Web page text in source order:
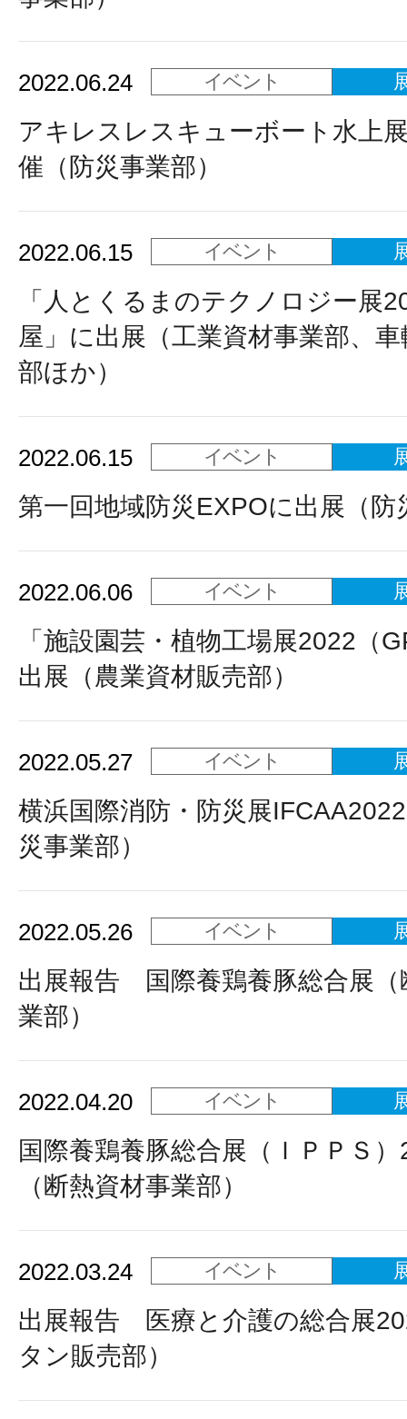
2022.06.24 イベント
アキレスレスキューボート水上
催（防災事業部）
2022.06.15 イベント
「人とくるまのテクノロジー
屋」に出展（工業資材事業部、
部ほか）
2022.06.15 イベント
第一回地域防災EXPOに出展（防
2022.06.06 イベント
「施設園芸・植物工場展2022（
出展（農業資材販売部）
2022.05.27 イベント
横浜国際消防・防災展
災事業部）
2022.05.26 イベント
出展報告 国際養鶏養豚総合展（
業部）
2022.04.20 イベント
国際養鶏養豚総合展（ＩＰＰＳ
（断熱資材事業部）
2022.03.24 イベント
出展報告 医療と介護の総合展
タン販売部）